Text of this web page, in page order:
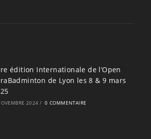
édition Internationale de l’Open
de Lyon les 8 & 9 mars
2024 / 0 COMMENTAIRE